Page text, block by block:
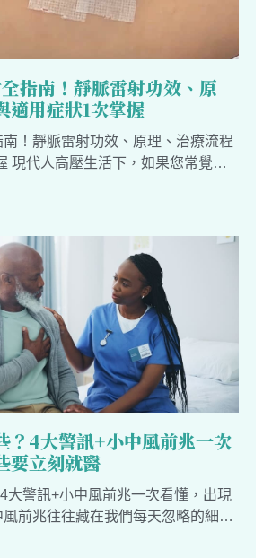
指南！靜脈雷射功效、原
適用症狀1次掌握
！靜脈雷射功效、原理、治療流程
現代人高壓生活下，如果您常覺得
？4大警訊+小中風前兆一次
要立刻就醫
大警訊+小中風前兆一次看懂，出現
前兆往往藏在我們每天忽略的細節
看東西短暫模糊等。在我們診所的